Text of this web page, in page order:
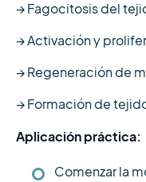
→ Fagocitosis del
→ Activación y
→ Regeneración de
→ Formación de
Aplicación práctica:
Comenzar la